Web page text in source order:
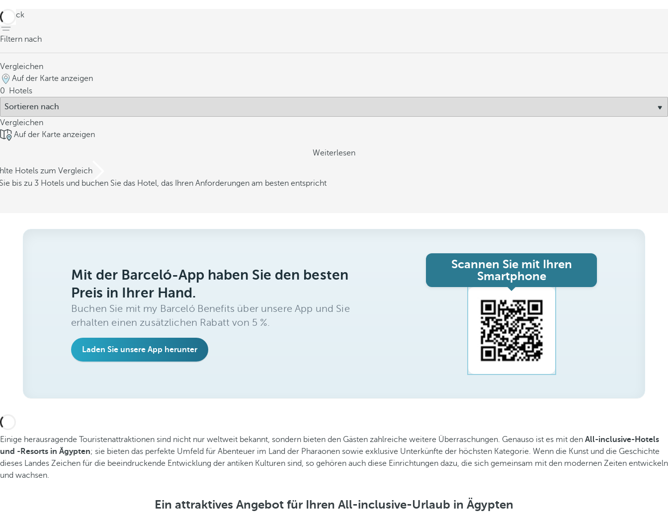
zurück
Filtern nach
Vergleichen
Auf der Karte anzeigen
0
Hotels
Vergleichen
Auf der Karte anzeigen
Weiterlesen
Hotels zum Vergleich
bis zu 3 Hotels und buchen Sie das Hotel, das Ihren Anforderungen am besten entspricht
Mit der Barceló-App haben Sie den besten
Preis in Ihrer Hand.
Buchen Sie mit my Barceló Benefits über unsere App und Sie
erhalten einen zusätzlichen Rabatt von 5 %.
Laden Sie unsere App herunter
Scannen Sie mit Ihren
Smartphone
Einige herausragende Touristenattraktionen sind nicht nur weltweit bekannt, sondern bieten den Gästen zahlreiche weitere Überraschungen. Genauso ist es mit den All-inclusive-Hotels
und -Resorts in Ägypten; sie bieten das perfekte Umfeld für Abenteuer im Land der Pharaonen sowie exklusive Unterkünfte der höchsten Kategorie. Wenn die Kunst und die Geschichte
dieses Landes Zeichen für die beeindruckende Entwicklung der antiken Kulturen sind, so gehören auch diese Einrichtungen dazu, die sich gemeinsam mit den modernen Zeiten entwickeln
und wachsen.
Ein attraktives Angebot für Ihren All-inclusive-Urlaub in Ägypten